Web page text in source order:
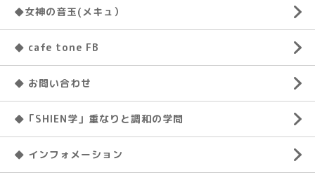
◆女神の音玉(メキュ）
◆ cafe tone FB
◆ お問い合わせ
◆「SHIEN学」重なりと調和の学問
◆ インフォメーション